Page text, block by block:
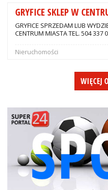
GRYFICE SKLEP W
GRYFICE SPRZEDAM LUB
CENTRUM MIASTA TEL. 504 337
Nieruchomości
WIĘCEJ